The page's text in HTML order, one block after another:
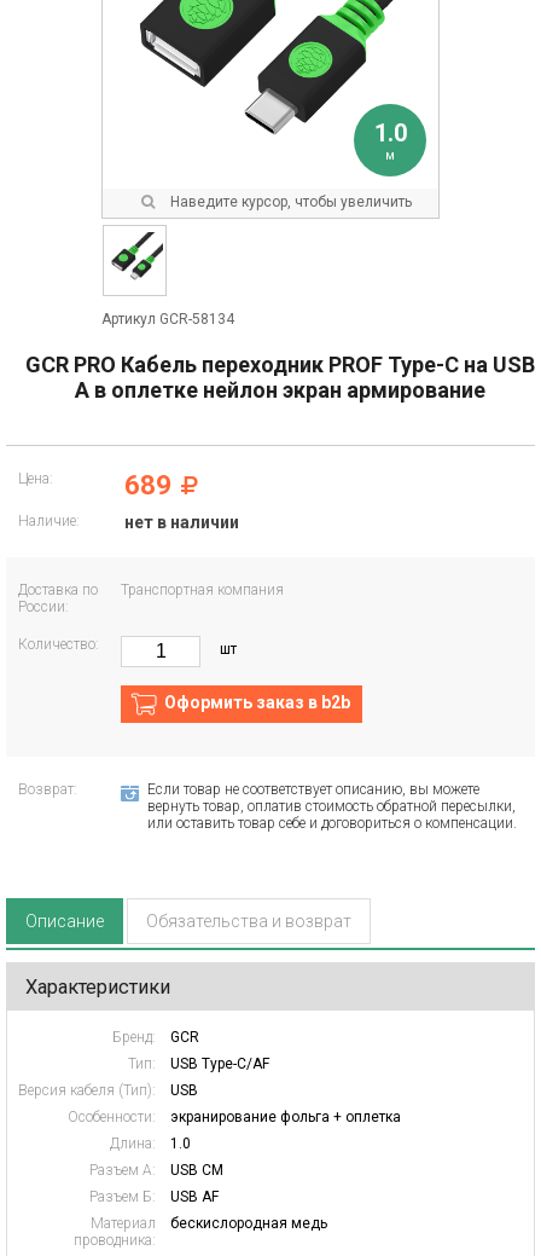
1.0
м
Наведите курсор, чтобы увеличить
Артикул GCR-58134
GCR PRO Кабель переходник PROF Type-C на USB
A в оплетке нейлон экран армирование
Цена: 689
Наличие: нет в наличии
Доставка по
России:
Транспортная компания
Количество: шт
Оформить заказ в b2b
Возврат:
Если товар не соответствует описанию, вы можете
вернуть товар, оплатив стоимость обратной пересылки,
или оставить товар себе и договориться о компенсации.
Описание Обязательства и возврат
Характеристики
Бренд:
GCR
Тип:
USB Type-C/AF
Версия кабеля (Тип):
USB
Особенности:
экранирование фольга + оплетка
Длина:
1.0
Разъем А:
USB CM
Разъем Б:
USB AF
Материал
проводника:
бескислородная медь